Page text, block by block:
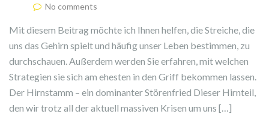
No comments
Mit diesem Beitrag möchte ich Ihnen helfen, die Streiche, die
uns das Gehirn spielt und häufig unser Leben bestimmen, zu
durchschauen. Außerdem werden Sie erfahren, mit welchen
Strategien sie sich am ehesten in den Griff bekommen lassen.
Der Hirnstamm – ein dominanter Störenfried Dieser Hirnteil,
den wir trotz all der aktuell massiven Krisen um uns […]